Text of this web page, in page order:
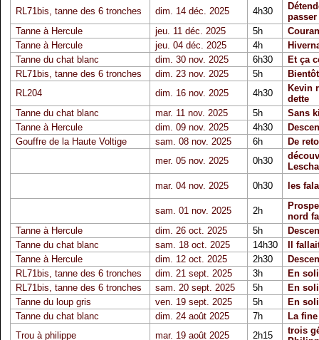
RL71bis, tanne des 6 tronches
dim. 14 déc. 2025 4h30
passer
Tanne à Hercule
jeu. 11 déc. 2025 5h
Tanne à Hercule
jeu. 04 déc. 2025 4h
Tanne du chat blanc
dim. 30 nov. 2025 6h30
Et ça
RL71bis, tanne des 6 tronches
dim. 23 nov. 2025 5h
RL204
dim. 16 nov. 2025 4h30
Kevin
dette
Tanne du chat blanc
mar. 11 nov. 2025 5h
Sans
Tanne à Hercule
dim. 09 nov. 2025 4h30
Gouffre de la Haute Voltige
sam. 08 nov. 2025 6h
De
mer. 05 nov. 2025
0h30
mar. 04 nov. 2025
0h30 les
sam. 01 nov. 2025 2h
nord
Tanne à Hercule
dim. 26 oct. 2025 5h
Tanne du chat blanc
sam. 18 oct. 2025 14h30
Il
Tanne à Hercule
dim. 12 oct. 2025 2h30
RL71bis, tanne des 6 tronches
dim. 21 sept. 2025 3h
En
RL71bis, tanne des 6 tronches
sam. 20 sept. 2025 5h
En
Tanne du loup gris
ven. 19 sept. 2025 5h
En
Tanne du chat blanc
dim. 24 août 2025 7h
La
Trou à philippe
mar. 19 août 2025 2h15
trois